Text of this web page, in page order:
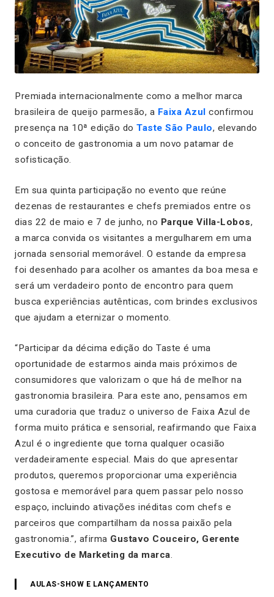
Premiada internacionalmente como a melhor marca
brasileira de queijo parmesão, a Faixa Azul confirmou
presença na 10ª edição do Taste São Paulo, elevando
o conceito de gastronomia a um novo patamar de
sofisticação.
Em sua quinta participação no evento que reúne
dezenas de restaurantes e chefs premiados entre os
dias 22 de maio e 7 de junho, no Parque Villa-Lobos,
a marca convida os visitantes a mergulharem em uma
jornada sensorial memorável. O estande da empresa
foi desenhado para acolher os amantes da boa mesa e
será um verdadeiro ponto de encontro para quem
busca experiências autênticas, com brindes exclusivos
que ajudam a eternizar o momento.
“Participar da décima edição do Taste é uma
oportunidade de estarmos ainda mais próximos de
consumidores que valorizam o que há de melhor na
gastronomia brasileira. Para este ano, pensamos em
uma curadoria que traduz o universo de Faixa Azul de
forma muito prática e sensorial, reafirmando que Faixa
Azul é o ingrediente que torna qualquer ocasião
verdadeiramente especial. Mais do que apresentar
produtos, queremos proporcionar uma experiência
gostosa e memorável para quem passar pelo nosso
espaço, incluindo ativações inéditas com chefs e
parceiros que compartilham da nossa paixão pela
gastronomia.”, afirma Gustavo Couceiro, Gerente
Executivo de Marketing da marca.
AULAS-SHOW E LANÇAMENTO